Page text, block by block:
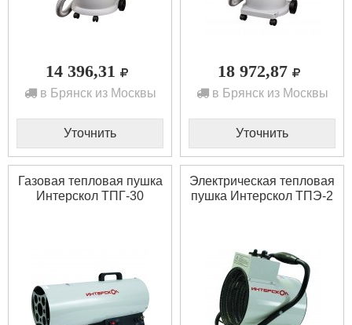
14 396,31
в Брянск из Москвы
Уточнить
18 972,87
в Брянск из Москвы
Уточнить
Газовая тепловая пушка
Интерскол ТПГ-30
Электрическая тепловая
пушка Интерскол ТПЭ-2